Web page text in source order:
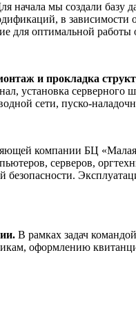
начала мы создали базу
в зависимости
для оптимальной работы
и прокладка
установка
сети, пуско-
компании БЦ
серверов,
В рамках задач
оформлению